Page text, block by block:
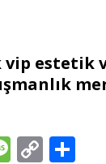
vip estetik
M C